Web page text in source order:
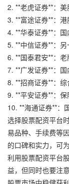
2. **老虎证券**：美
3. **富途证券**：港
4. **华泰证券**：国
5. **中信证券**：另
6. **国泰君安**：老
7. **广发证券**：国
8. **招商证券**：综
9. **平安证券**：保
10. **海通证券**：
选择股票配资平台
易品种、手续费等
的口碑和实力，可
利用股票配资平台
益，但同时也要注